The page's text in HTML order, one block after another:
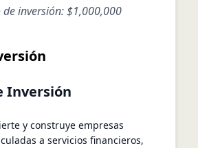
inversión:$1,000,000
Inversión
y construye empresas
a servicios financieros,